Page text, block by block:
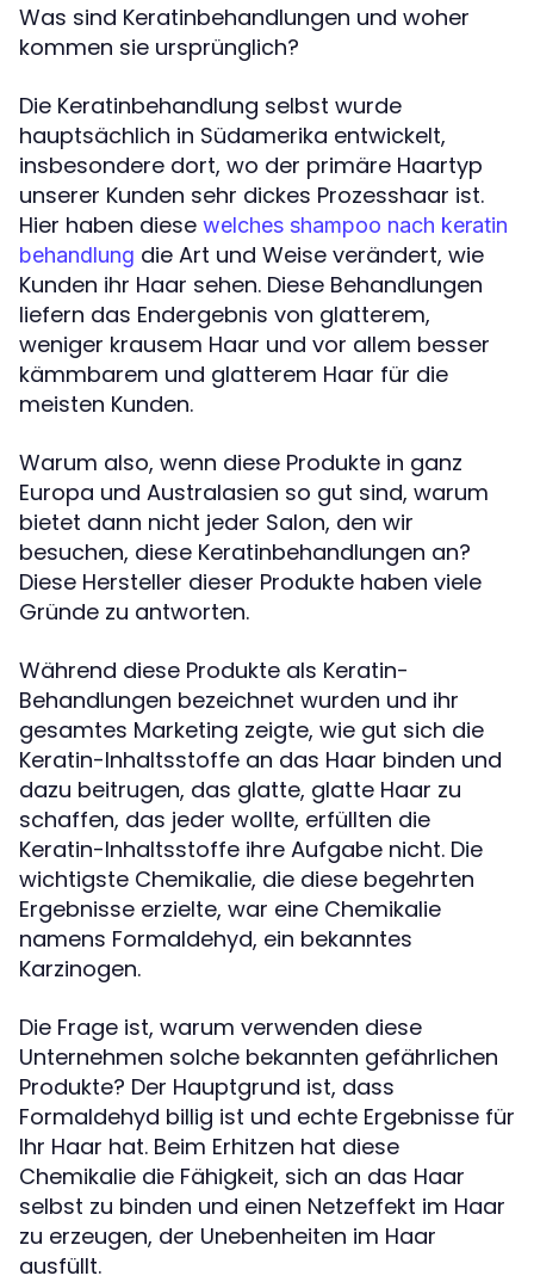
Was sind Keratinbehandlungen und woher
kommen sie ursprünglich?
Die Keratinbehandlung selbst wurde
hauptsächlich in Südamerika entwickelt,
insbesondere dort, wo der primäre Haartyp
unserer Kunden sehr dickes Prozesshaar ist.
Hier haben diese welches shampoo nach keratin
behandlung die Art und Weise verändert, wie
Kunden ihr Haar sehen. Diese Behandlungen
liefern das Endergebnis von glatterem,
weniger krausem Haar und vor allem besser
kämmbarem und glatterem Haar für die
meisten Kunden.
Warum also, wenn diese Produkte in ganz
Europa und Australasien so gut sind, warum
bietet dann nicht jeder Salon, den wir
besuchen, diese Keratinbehandlungen an?
Diese Hersteller dieser Produkte haben viele
Gründe zu antworten.
Während diese Produkte als Keratin-
Behandlungen bezeichnet wurden und ihr
gesamtes Marketing zeigte, wie gut sich die
Keratin-Inhaltsstoffe an das Haar binden und
dazu beitrugen, das glatte, glatte Haar zu
schaffen, das jeder wollte, erfüllten die
Keratin-Inhaltsstoffe ihre Aufgabe nicht. Die
wichtigste Chemikalie, die diese begehrten
Ergebnisse erzielte, war eine Chemikalie
namens Formaldehyd, ein bekanntes
Karzinogen.
Die Frage ist, warum verwenden diese
Unternehmen solche bekannten gefährlichen
Produkte? Der Hauptgrund ist, dass
Formaldehyd billig ist und echte Ergebnisse für
Ihr Haar hat. Beim Erhitzen hat diese
Chemikalie die Fähigkeit, sich an das Haar
selbst zu binden und einen Netzeffekt im Haar
zu erzeugen, der Unebenheiten im Haar
ausfüllt.